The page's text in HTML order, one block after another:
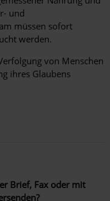
und
müssen sofort
werden.
von Menschen
ihres Glaubens
Brief, Fax oder mit